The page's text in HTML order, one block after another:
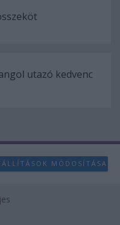
utazó kedvenc
MÓDOSÍTÁSA